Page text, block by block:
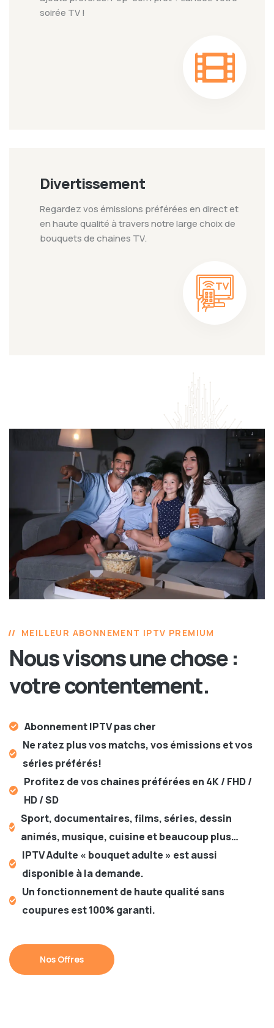
soirée TV !
Divertissement
Regardez vos émissions préférées en direct et
en haute qualité à travers notre large choix de
bouquets de chaines TV.
MEILLEUR ABONNEMENT IPTV PREMIUM
Nous visons une chose :
votre contentement.
Abonnement IPTV pas cher
Ne ratez plus vos matchs, vos émissions et vos
séries préférés!
Profitez de vos chaines préférées en 4K / FHD /
HD / SD
Sport, documentaires, films, séries, dessin
animés, musique, cuisine et beaucoup plus…
IPTV Adulte « bouquet adulte » est aussi
disponible à la demande.
Un fonctionnement de haute qualité sans
coupures est 100% garanti.
Nos Offres